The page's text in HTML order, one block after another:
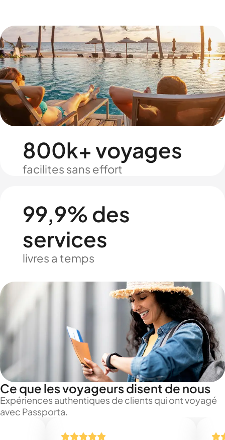
800k+ voyages
facilites sans effort
99,9% des
services
livres a temps
Ce que les voyageurs disent de nous
Expériences authentiques de clients qui ont voyagé
avec Passporta.